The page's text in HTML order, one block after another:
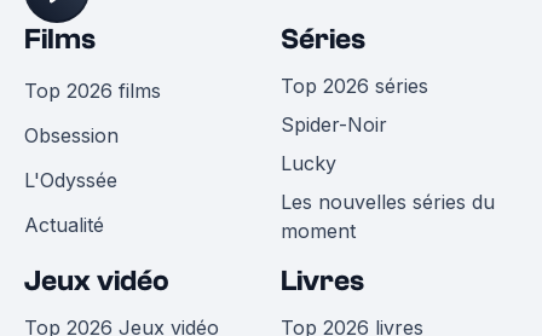
Films
Top 2026 films
Obsession
L'Odyssée
Actualité
Séries
Top 2026 séries
Spider-Noir
Lucky
Les nouvelles séries du
moment
Jeux vidéo
Top 2026 Jeux vidéo
Livres
Top 2026 livres